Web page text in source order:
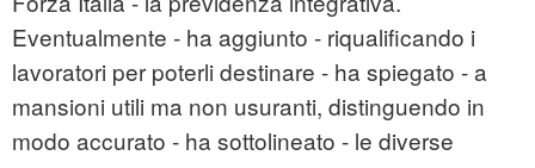
Eventualmente - ha aggiunto - riqualificando i
lavoratori per poterli destinare - ha spiegato - a
mansioni utili ma non usuranti, distinguendo in
modo accurato - ha sottolineato - le diverse